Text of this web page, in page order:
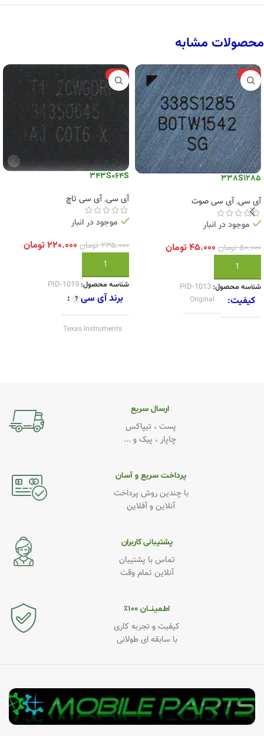
محصولات مشابه
-10%
338S1285
آی سی,آی سی صوت
موجود در انبار
۵۰.۰۰۰تومان ۴۵.۰۰۰تومان
افزودن به سبد خرید
شناسه محصول: PID-1013
کیفیت Original
-6%
343S064S
آی سی,آی سی تاچ
موجود در انبار
۲۳۵.۰۰۰تومان ۲۲۰.۰۰۰تومان
افزودن به سبد خرید
شناسه محصول: PID-1019
برند آی سی
Texas Instruments
ارسال سریع
پست ، تیپاکس
چاپار ، پیک و ...
پرداخت سریع و آسان
با چندین روش پرداخت
آنلاین و آفلاین
پشتیبانی کاربران
تماس با پشتیبان
آنلاین تمام وقت
اطـمینــان ۱۰۰٪
کیفیت و تجربه کاری
با سابقه ای طولانی